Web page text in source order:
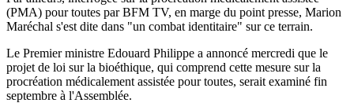
(PMA) pour toutes par BFM TV, en marge du point presse, Marion
Maréchal s'est dite dans "un combat identitaire" sur ce terrain.
Le Premier ministre Edouard Philippe a annoncé mercredi que le
projet de loi sur la bioéthique, qui comprend cette mesure sur la
procréation médicalement assistée pour toutes, serait examiné fin
septembre à l'Assemblée.